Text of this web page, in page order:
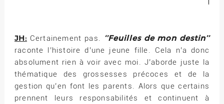
JH:Certainement pas. ‘’Feuilles de mon destin’’
raconte l’histoire d’une jeune fille. Cela n’a donc
absolument rien à voir avec moi. J’aborde juste la
thématique des grossesses précoces et de la
gestion qu’en font les parents. Alors que certains
prennent leurs responsabilités et continuent à